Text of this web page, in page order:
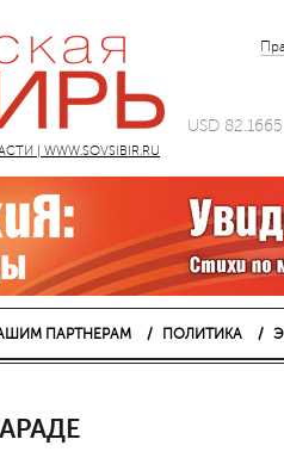
| WWW.SOVSIBIR.RU
USD 82.1665
ПАРТНЕРАМ ПОЛИТИКА